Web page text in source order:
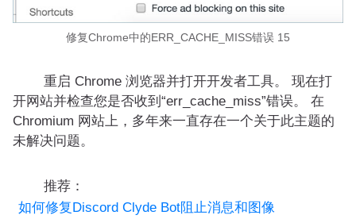
修复Chrome中的ERR_CACHE_MISS错误 15
重启 Chrome 浏览器并打开开发者工具。 现在打
开网站并检查您是否收到“err_cache_miss”错误。 在
Chromium 网站上，多年来一直存在一个关于此主题的
未解决问题。
推荐：
如何修复Discord Clyde Bot阻止消息和图像